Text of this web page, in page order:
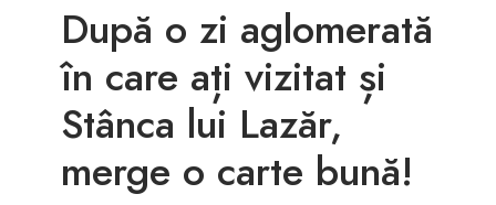
După o zi aglomerată
în care ați vizitat și
Stânca lui Lazăr,
merge o carte bună!